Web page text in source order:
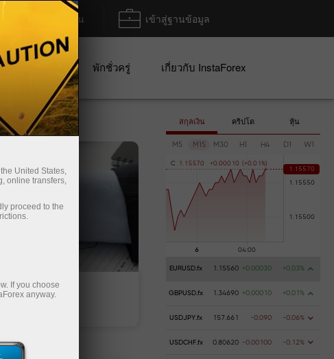
ฝาก/ถอน เข้าสู่ฐานข้อมูล
แคมเปญ พักชั่วครู่ เกี่ยวกับ InstaForex
ถอนเงิน
สกุลเงิน คริปโต หุ้น
M5 M15 M30 H1 H4 D1 W1
C 1 . 1 55 70 +0 .000 1 0 (+0 .0 1 %
EURUSD.fx 1.15560 +0.00030 +0.03%
GBPUSD.fx 1.34690 +0.00010 +0.01%
USDJPY.fx 157.661 -0.090 -0.06%
USDCHF.fx 0.80620 -0.00100 -0.12%
United States,
online transfers,
proceed to the
If you choose
anyway.